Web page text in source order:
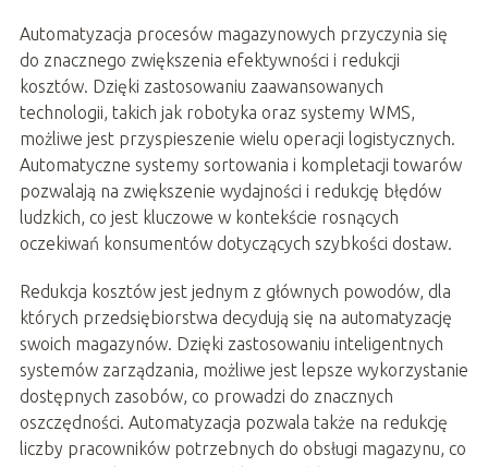
Automatyzacja procesów magazynowych przyczynia się
do znacznego zwiększenia efektywności i redukcji
kosztów. Dzięki zastosowaniu zaawansowanych
technologii, takich jak robotyka oraz systemy WMS,
możliwe jest przyspieszenie wielu operacji logistycznych.
Automatyczne systemy sortowania i kompletacji towarów
pozwalają na zwiększenie wydajności i redukcję błędów
ludzkich, co jest kluczowe w kontekście rosnących
oczekiwań konsumentów dotyczących szybkości dostaw.
Redukcja kosztów jest jednym z głównych powodów, dla
których przedsiębiorstwa decydują się na automatyzację
swoich magazynów. Dzięki zastosowaniu inteligentnych
systemów zarządzania, możliwe jest lepsze wykorzystanie
dostępnych zasobów, co prowadzi do znacznych
oszczędności. Automatyzacja pozwala także na redukcję
liczby pracowników potrzebnych do obsługi magazynu, co